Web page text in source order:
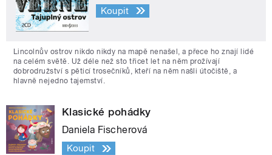
Koupit
Lincolnův ostrov nikdo nikdy na mapě nenašel, a přece ho znají lidé
na celém světě. Už déle než sto třicet let na něm prožívají
dobrodružství s pěticí trosečníků, kteří na něm našli útočiště, a
hlavně nejedno tajemství.
Klasické pohádky
Daniela Fischerová
Koupit